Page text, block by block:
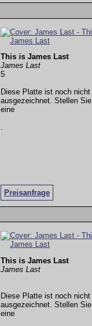
This is James Last
James Last
5
Diese Platte ist noch nicht
ausgezeichnet. Stellen Sie
eine
Preisanfrage
.
This is James Last
James Last
Diese Platte ist noch nicht
ausgezeichnet. Stellen Sie
eine